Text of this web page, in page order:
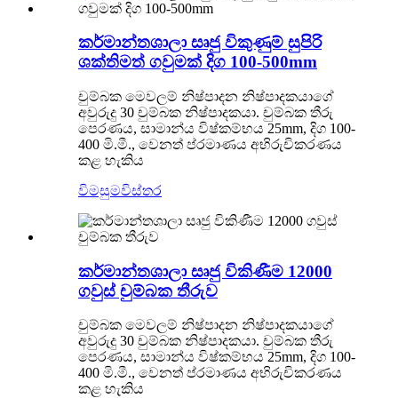
කර්මාන්තශාලා සෘජු විකුණුම් සුපිරි
ශක්තිමත් ගවුමක් දිග 100-500mm
චුම්බක මෙවලම් නිෂ්පාදන නිෂ්පාදකයාගේ
අවුරුදු 30 චුම්බක නිෂ්පාදකයා. චුම්බක තීරු
පෙරණය, සාමාන්ය විෂ්කම්භය 25mm, දිග 100-
400 මි.මී., වෙනත් ප්රමාණය අභිරුචිකරණය
කළ හැකිය
විමසුමවිස්තර
කර්මාන්තශාලා සෘජු විකිණීම 12000
ගවුස් චුම්බක තීරුව
චුම්බක මෙවලම් නිෂ්පාදන නිෂ්පාදකයාගේ
අවුරුදු 30 චුම්බක නිෂ්පාදකයා. චුම්බක තීරු
පෙරණය, සාමාන්ය විෂ්කම්භය 25mm, දිග 100-
400 මි.මී., වෙනත් ප්රමාණය අභිරුචිකරණය
කළ හැකිය